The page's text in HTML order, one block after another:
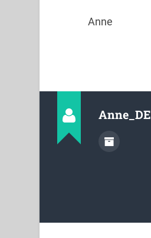
Anne
Anne_DE